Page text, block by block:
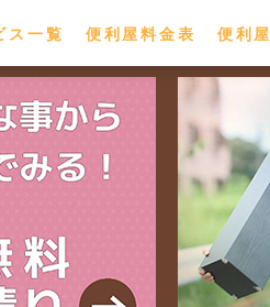
ス一覧 便利屋料金表 便利